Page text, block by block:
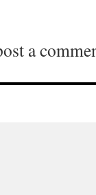
a